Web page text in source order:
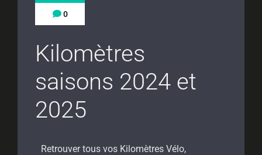
0
Kilomètres
saisons 2024 et
2025
Retrouver tous vos Kilomètres Vélo,